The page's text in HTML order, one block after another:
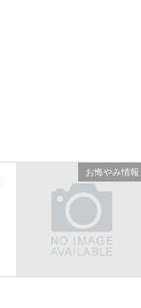
お悔やみ情報